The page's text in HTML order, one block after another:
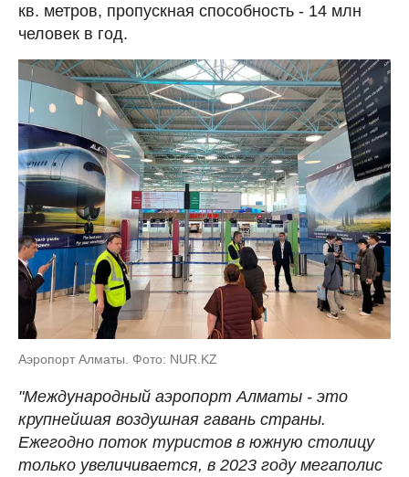
кв. метров, пропускная способность - 14 млн
человек в год.
Аэропорт Алматы. Фото: NUR.KZ
"Международный аэропорт Алматы - это
крупнейшая воздушная гавань страны.
Ежегодно поток туристов в южную столицу
только увеличивается, в 2023 году мегаполис